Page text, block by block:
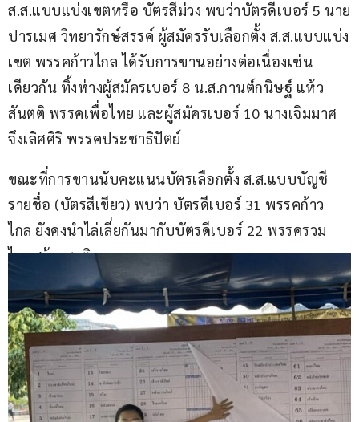
ส.ส.แบบแบ่งเขตหรือ บัตรสีม่วง พบว่าบัตรดีเบอร์ 5 นาย
ปารเมศ วิทยารักษ์สรรค์ ผู้สมัครรับเลือกตั้ง ส.ส.แบบแบ่ง
เขต พรรคก้าวไกล ได้รับการขานอย่างต่อเนื่องเช่น
เดียวกัน ทิ้งห่างผู้สมัครเบอร์ 8 น.ส.กานต์กนิษฐ์ แห้ว
สันตติ พรรคเพื่อไทย และผู้สมัครเบอร์ 10 นางเจิมมาศ
จึงเลิศศิริ พรรคประชาธิปัตย์
ขณะที่การขานนับคะแนนบัตรเลือกตั้ง ส.ส.แบบบัญชี
รายชื่อ (บัตรสีเขียว) พบว่า บัตรดีเบอร์ 31 พรรคก้าว
ไกล ยังคงนำไล่เลี่ยกันมากับบัตรดีเบอร์ 22 พรรครวม
ไทยสร้างชาติ